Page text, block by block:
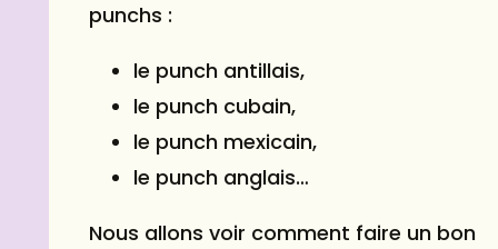
punchs :
le punch antillais,
le punch cubain,
le punch mexicain,
le punch anglais…
Nous allons voir comment faire un bon